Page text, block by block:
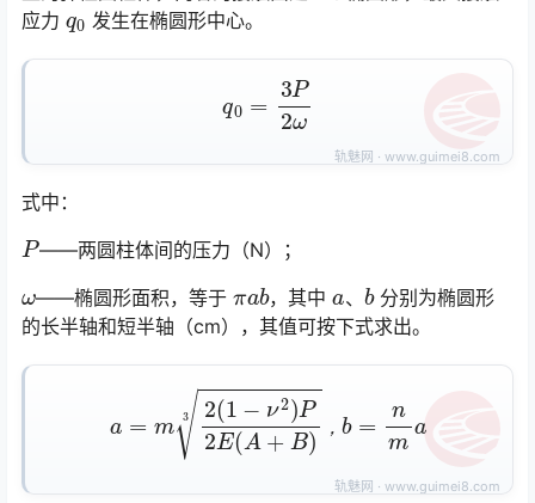
应力 q0发生在椭圆形中心。
q0=3P2ω
式中：
P——两圆柱体间的压力（N）；
——椭圆形面积，等于 ab，其中 、 b分别为椭圆形
的长半轴和短半轴（cm），其值可按下式求出。
，
a=m2(1−ν2)P2E(A+B)3，b=nma